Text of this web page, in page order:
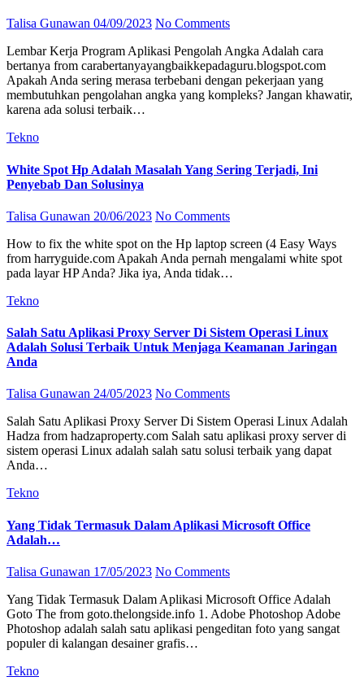
Talisa Gunawan 04/09/2023 No Comments
Lembar Kerja Program Aplikasi Pengolah Angka Adalah cara
bertanya from carabertanyayangbaikkepadaguru.blogspot.com
Apakah Anda sering merasa terbebani dengan pekerjaan yang
membutuhkan pengolahan angka yang kompleks? Jangan khawatir,
karena ada solusi terbaik…
Tekno
White Spot Hp Adalah Masalah Yang Sering Terjadi, Ini
Penyebab Dan Solusinya
Talisa Gunawan 20/06/2023 No Comments
How to fix the white spot on the Hp laptop screen (4 Easy Ways
from harryguide.com Apakah Anda pernah mengalami white spot
pada layar HP Anda? Jika iya, Anda tidak…
Tekno
Salah Satu Aplikasi Proxy Server Di Sistem Operasi Linux
Adalah Solusi Terbaik Untuk Menjaga Keamanan Jaringan
Anda
Talisa Gunawan 24/05/2023 No Comments
Salah Satu Aplikasi Proxy Server Di Sistem Operasi Linux Adalah
Hadza from hadzaproperty.com Salah satu aplikasi proxy server di
sistem operasi Linux adalah salah satu solusi terbaik yang dapat
Anda…
Tekno
Yang Tidak Termasuk Dalam Aplikasi Microsoft Office
Adalah…
Talisa Gunawan 17/05/2023 No Comments
Yang Tidak Termasuk Dalam Aplikasi Microsoft Office Adalah
Goto The from goto.thelongside.info 1. Adobe Photoshop Adobe
Photoshop adalah salah satu aplikasi pengeditan foto yang sangat
populer di kalangan desainer grafis…
Tekno